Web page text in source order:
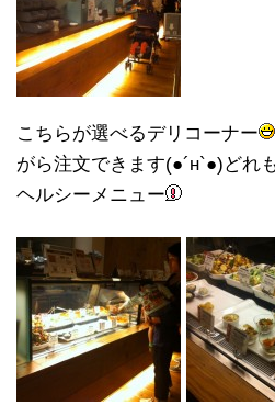
こちらが選べるデリコーナー
がら注文できます(●´н`●)どれ
ヘルシーメニュー